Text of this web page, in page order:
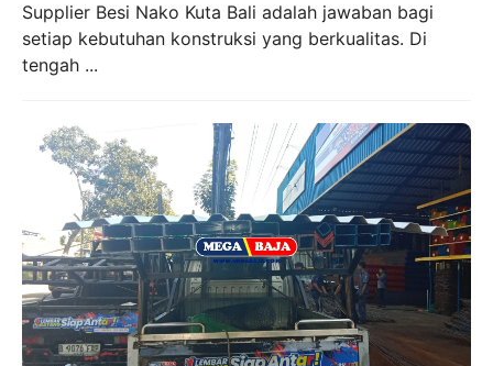
Supplier Besi Nako Kuta Bali adalah jawaban bagi
setiap kebutuhan konstruksi yang berkualitas. Di
tengah ...